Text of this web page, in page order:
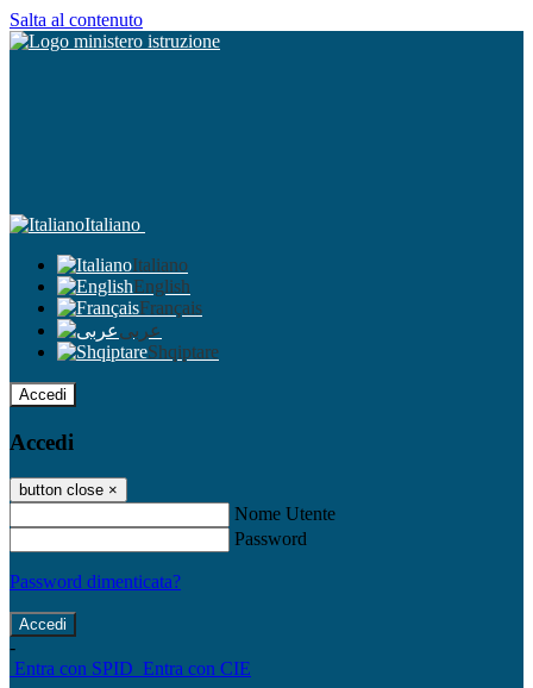
Salta al contenuto
Italiano
Italiano
English
Français
عربى
Shqiptare
Accedi
Accedi
button close ×
Nome Utente
Password
Password dimenticata?
-
Entra con SPID Entra con CIE